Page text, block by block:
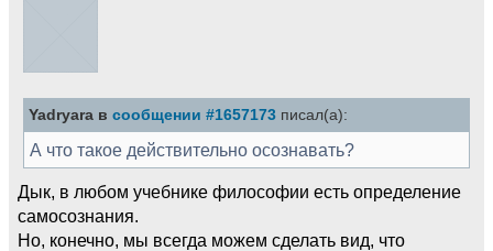
Yadryara в сообщении #1657173 писал(а):
А что такое действительно осознавать?
Дык, в любом учебнике философии есть определение
самосознания.
Но, конечно, мы всегда можем сделать вид, что